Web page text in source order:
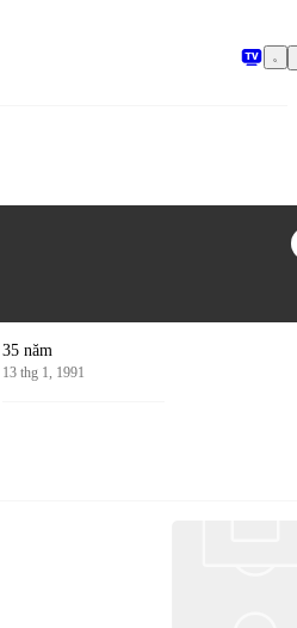
35 năm
13 thg 1, 1991